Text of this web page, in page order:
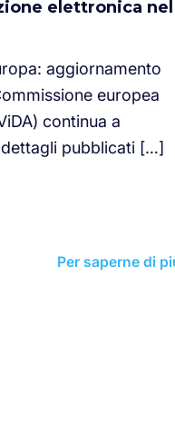
elettronica nel
aggiornamento
europea
continua a
pubblicati […]
Per saperne di